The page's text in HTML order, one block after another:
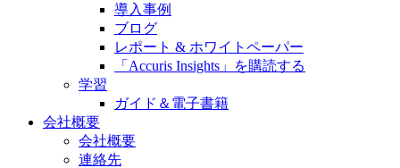
導入事例
ブログ
レポート & ホワイトペーパー
「Accuris Insights」を購読する
学習
ガイド＆電子書籍
会社概要
会社概要
連絡先